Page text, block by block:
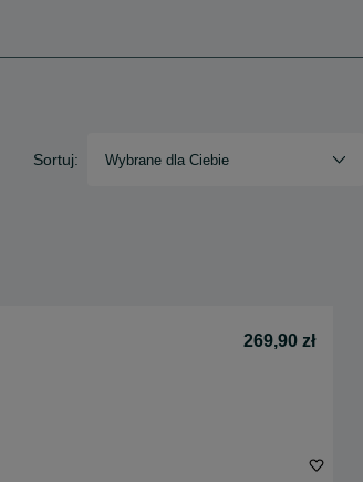
Sortuj: Wybrane dla Ciebie
269,90 zł